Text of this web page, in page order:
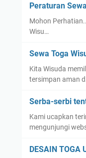
Peraturan
Mohon
Wisu…
Sewa Toga
Kita Wisuda
tersimpan aman
Serba-serbi
Kami ucapkan
mengunjungi
DESAIN TOGA